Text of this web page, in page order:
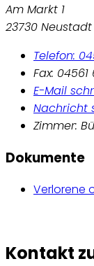
Am Markt 1
23730
Telefon:
Fax: 04561
E-Mail
Nachricht
Zimmer:
Dokumente
Verlorene
Kontakt